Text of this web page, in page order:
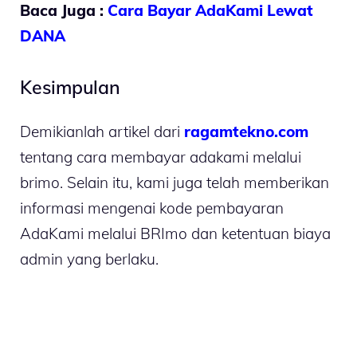
Baca Juga : Cara Bayar AdaKami Lewat
DANA
Kesimpulan
Demikianlah artikel dari ragamtekno.com
tentang cara membayar adakami melalui
brimo. Selain itu, kami juga telah memberikan
informasi mengenai kode pembayaran
AdaKami melalui BRImo dan ketentuan biaya
admin yang berlaku.